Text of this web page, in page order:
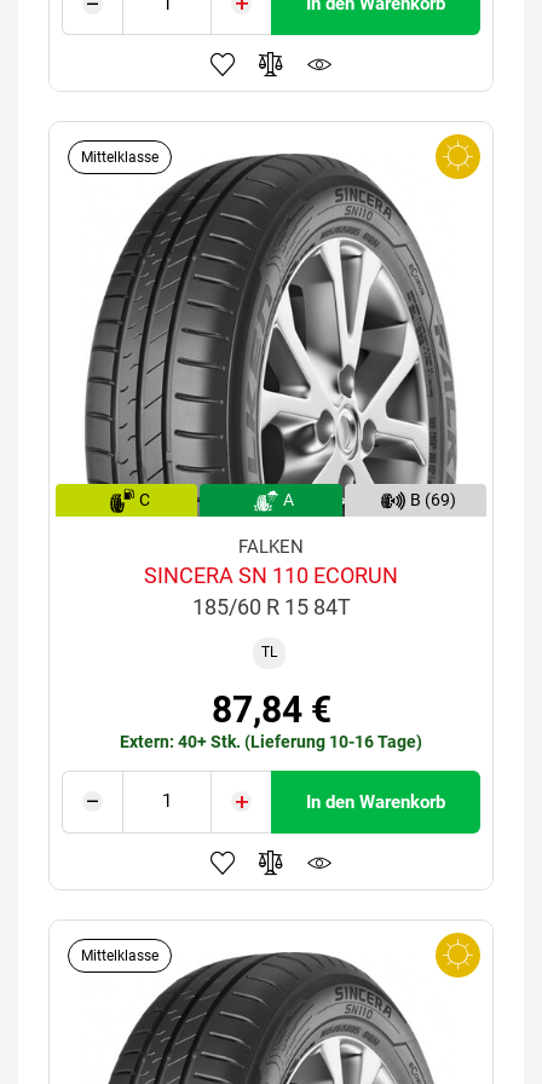
Mittelklasse
C A B (69)
FALKEN
SINCERA SN 110 ECORUN
185/60 R 15 84T
TL
87,84 €
Extern: 40+ Stk. (Lieferung 10-16 Tage)
In den Warenkorb
Mittelklasse